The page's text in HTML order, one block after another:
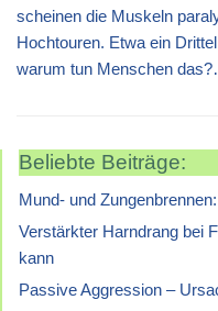
scheinen die Muskeln
Hochtouren. Etwa ein
warum tun Menschen
Beliebte Beiträge:
Mund- und
Verstärkter Harndrang bei
kann
Passive Aggression –